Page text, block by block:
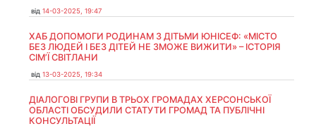
від 14-03-2025, 19:47
ХАБ ДОПОМОГИ РОДИНАМ З ДІТЬМИ ЮНІСЕФ: «МІСТО
БЕЗ ЛЮДЕЙ І БЕЗ ДІТЕЙ НЕ ЗМОЖЕ ВИЖИТИ» – ІСТОРІЯ
СІМʼЇ СВІТЛАНИ
від 13-03-2025, 19:34
ДІАЛОГОВІ ГРУПИ В ТРЬОХ ГРОМАДАХ ХЕРСОНСЬКОЇ
ОБЛАСТІ ОБСУДИЛИ СТАТУТИ ГРОМАД ТА ПУБЛІЧНІ
КОНСУЛЬТАЦІЇ